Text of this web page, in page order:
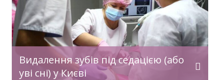
Видалення зубів під седацією (або
уві сні) у Києві